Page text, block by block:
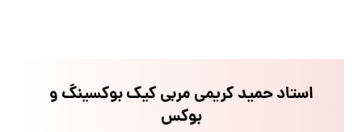
استاد حمید کریمی مربی کیک بوکسینگ و
بوکس